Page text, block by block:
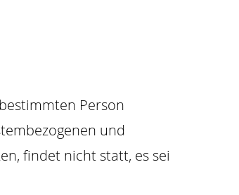
Person
und
findet nicht statt, es sei